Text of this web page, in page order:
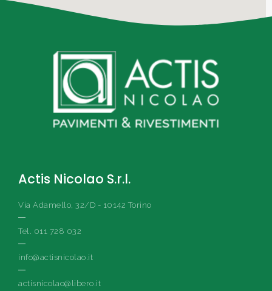
Actis Nicolao S.r.l.
Via Adamello, 32/D - 10142 Torino
Tel. 011 728 032
info@actisnicolao.it
actisnicolao@libero.it